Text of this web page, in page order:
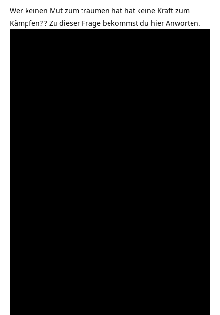
Wer keinen Mut zum träumen hat hat keine Kraft zum
Kämpfen?? Zu dieser Frage bekommst du hier Anworten.